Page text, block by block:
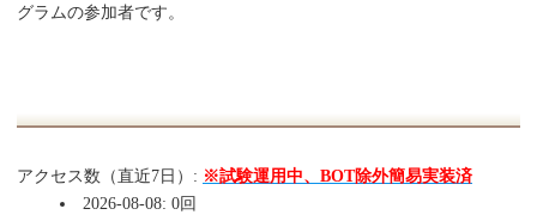
グラムの参加者です。
アクセス数（直近7日）: ※試験運用中、BOT除外簡易実装済
2026-08-08: 0回